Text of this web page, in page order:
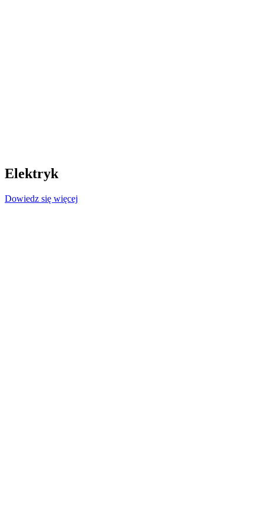
Elektryk
Dowiedz się więcej